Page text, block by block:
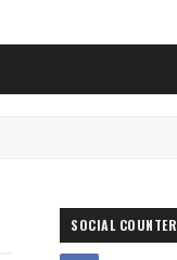
SOCIAL COUNTER